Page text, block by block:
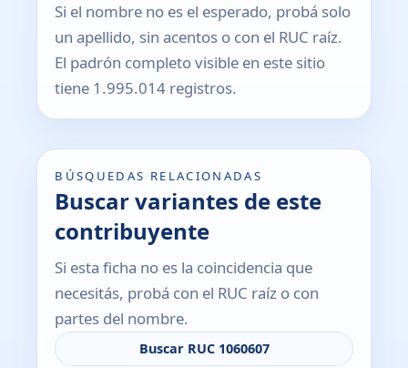
Si el nombre no es el esperado, probá solo
un apellido, sin acentos o con el RUC raíz.
El padrón completo visible en este sitio
tiene 1.995.014 registros.
BÚSQUEDAS RELACIONADAS
Buscar variantes de este
contribuyente
Si esta ficha no es la coincidencia que
necesitás, probá con el RUC raíz o con
partes del nombre.
Buscar RUC 1060607